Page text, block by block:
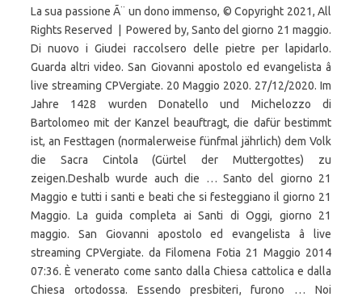
La sua passione Ã¨ un dono immenso, © Copyright 2021, All
Rights Reserved | Powered by, Santo del giorno 21 maggio.
Di nuovo i Giudei raccolsero delle pietre per lapidarlo.
Guarda altri video. San Giovanni apostolo ed evangelista â
live streaming CPVergiate. 20 Maggio 2020. 27/12/2020. Im
Jahre 1428 wurden Donatello und Michelozzo di
Bartolomeo mit der Kanzel beauftragt, die dafür bestimmt
ist, an Festtagen (normalerweise fünfmal jährlich) dem Volk
die Sacra Cintola (Gürtel der Muttergottes) zu
zeigen.Deshalb wurde auch die … Santo del giorno 21
Maggio e tutti i santi e beati che si festeggiano il giorno 21
Maggio. La guida completa ai Santi di Oggi, giorno 21
maggio. San Giovanni apostolo ed evangelista â live
streaming CPVergiate. da Filomena Fotia 21 Maggio 2014
07:36. È venerato come santo dalla Chiesa cattolica e dalla
Chiesa ortodossa. Essendo presbiteri, furono … Noi